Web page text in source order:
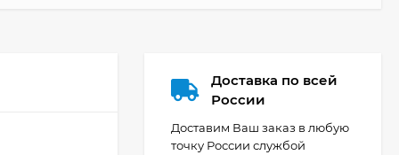
Доставка по всей
России
Доставим Ваш заказ в любую
точку России службой